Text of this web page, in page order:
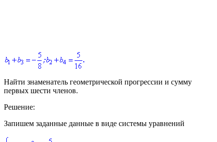
Найти знаменатель геометрической прогрессии и сумму
первых шести членов.
Решение:
Запишем заданные данные в виде системы уравнений